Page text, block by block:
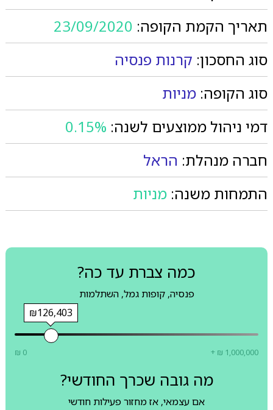
תאריך הקמת הקופה: 23/09/2020
סוג החסכון: קרנות פנסיה
סוג הקופה: מניות
דמי ניהול ממוצעים לשנה: 0.15%
חברה מנהלת: הראל
התמחות משנה: מניות
כמה צברת עד כה?
פנסיה, קופות גמל, השתלמות
₪126,403
₪ 0 + ₪ 1,000,000
מה גובה שכרך החודשי?
אם עצמאי, אז מחזור פעילות חודשי